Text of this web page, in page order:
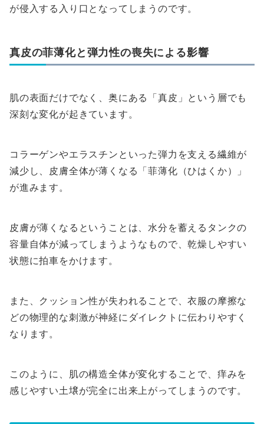
が侵入する入り口となってしまうのです。
真皮の菲薄化と弾力性の喪失による影響
肌の表面だけでなく、奥にある「真皮」という層でも
深刻な変化が起きています。
コラーゲンやエラスチンといった弾力を支える繊維が
減少し、皮膚全体が薄くなる「菲薄化（ひはくか）」
が進みます。
皮膚が薄くなるということは、水分を蓄えるタンクの
容量自体が減ってしまうようなもので、乾燥しやすい
状態に拍車をかけます。
また、クッション性が失われることで、衣服の摩擦な
どの物理的な刺激が神経にダイレクトに伝わりやすく
なります。
このように、肌の構造全体が変化することで、痒みを
感じやすい土壌が完全に出来上がってしまうのです。